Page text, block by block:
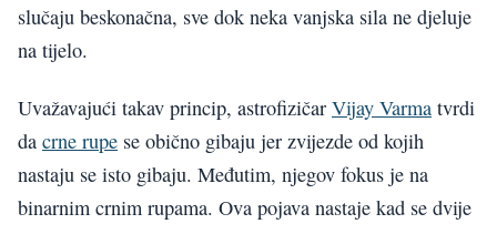
slučaju beskonačna, sve dok neka vanjska sila ne djeluje
na tijelo.
Uvažavajući takav princip, astrofizičar Vijay Varma tvrdi
da crne rupe se obično gibaju jer zvijezde od kojih
nastaju se isto gibaju. Međutim, njegov fokus je na
binarnim crnim rupama. Ova pojava nastaje kad se dvije